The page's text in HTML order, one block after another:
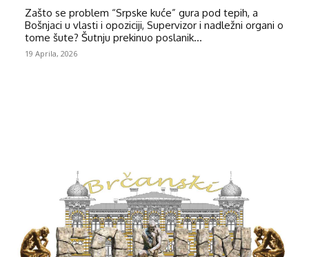
Zašto se problem “Srpske kuće” gura pod tepih, a
Bošnjaci u vlasti i opoziciji, Supervizor i nadležni organi o
tome šute? Šutnju prekinuo poslanik...
19 Aprila, 2026